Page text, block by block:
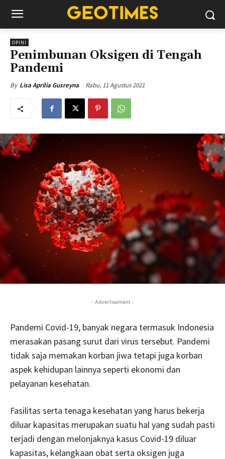
OPINI
Penimbunan Oksigen di Tengah
Pandemi
By Lisa Aprilia Gusreyna Rabu, 11 Agustus 2021
- Advertisement -
Pandemi Covid-19, banyak negara termasuk Indonesia
merasakan pasang surut dari virus tersebut. Pandemi
tidak saja memakan korban jiwa tetapi juga korban
aspek kehidupan lainnya seperti ekonomi dan
pelayanan kesehatan.
Fasilitas serta tenaga kesehatan yang harus bekerja
diluar kapasitas merupakan suatu hal yang sudah pasti
terjadi dengan melonjaknya kasus Covid-19 diluar
kapasitas, kelangkaan obat serta oksigen juga